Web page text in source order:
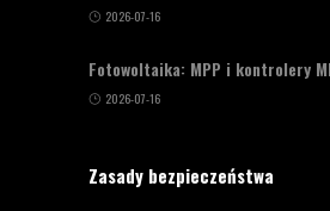
2026-07-16
Fotowoltaika: MPP i kontrolery
2026-07-16
Zasady bezpieczeństwa